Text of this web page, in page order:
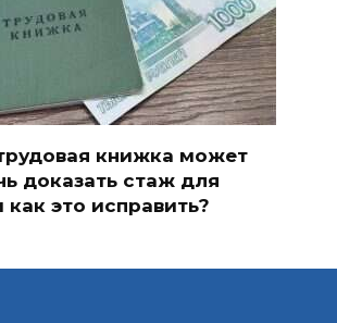
книжка может
доказать стаж для
как это исправить?